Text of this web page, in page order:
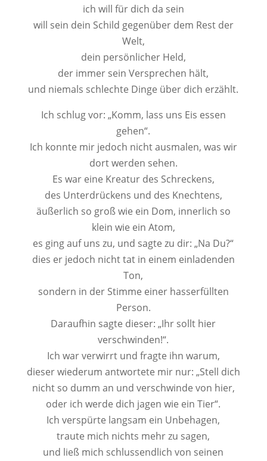
ich will für dich da sein
will sein dein Schild gegenüber dem Rest der
Welt,
dein persönlicher Held,
der immer sein Versprechen hält,
und niemals schlechte Dinge über dich erzählt.
Ich schlug vor: „Komm, lass uns Eis essen
gehen“.
Ich konnte mir jedoch nicht ausmalen, was wir
dort werden sehen.
Es war eine Kreatur des Schreckens,
des Unterdrückens und des Knechtens,
äußerlich so groß wie ein Dom, innerlich so
klein wie ein Atom,
es ging auf uns zu, und sagte zu dir: „Na Du?“
dies er jedoch nicht tat in einem einladenden
Ton,
sondern in der Stimme einer hasserfüllten
Person.
Daraufhin sagte dieser: „Ihr sollt hier
verschwinden!“.
Ich war verwirrt und fragte ihn warum,
dieser wiederum antwortete mir nur: „Stell dich
nicht so dumm an und verschwinde von hier,
oder ich werde dich jagen wie ein Tier“.
Ich verspürte langsam ein Unbehagen,
traute mich nichts mehr zu sagen,
und ließ mich schlussendlich von seinen